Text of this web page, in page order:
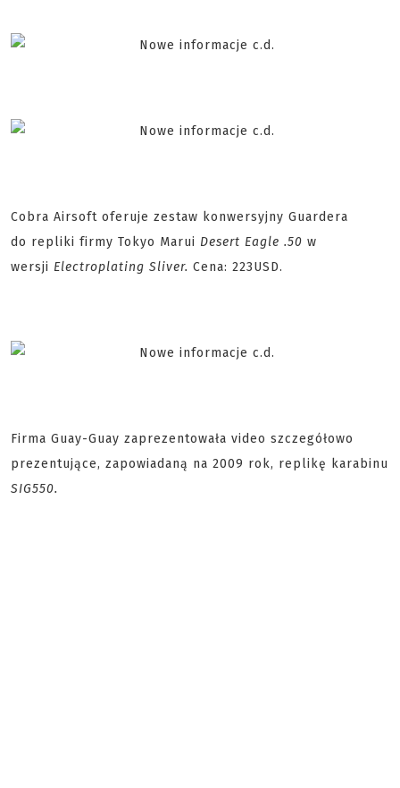
Cobra Airsoft oferuje zestaw konwersyjny Guardera
do repliki firmy Tokyo Marui Desert Eagle .50 w
wersji Electroplating Sliver. Cena: 223USD.
Firma Guay-Guay zaprezentowała video szczegółowo
prezentujące, zapowiadaną na 2009 rok, replikę karabinu
SIG550.